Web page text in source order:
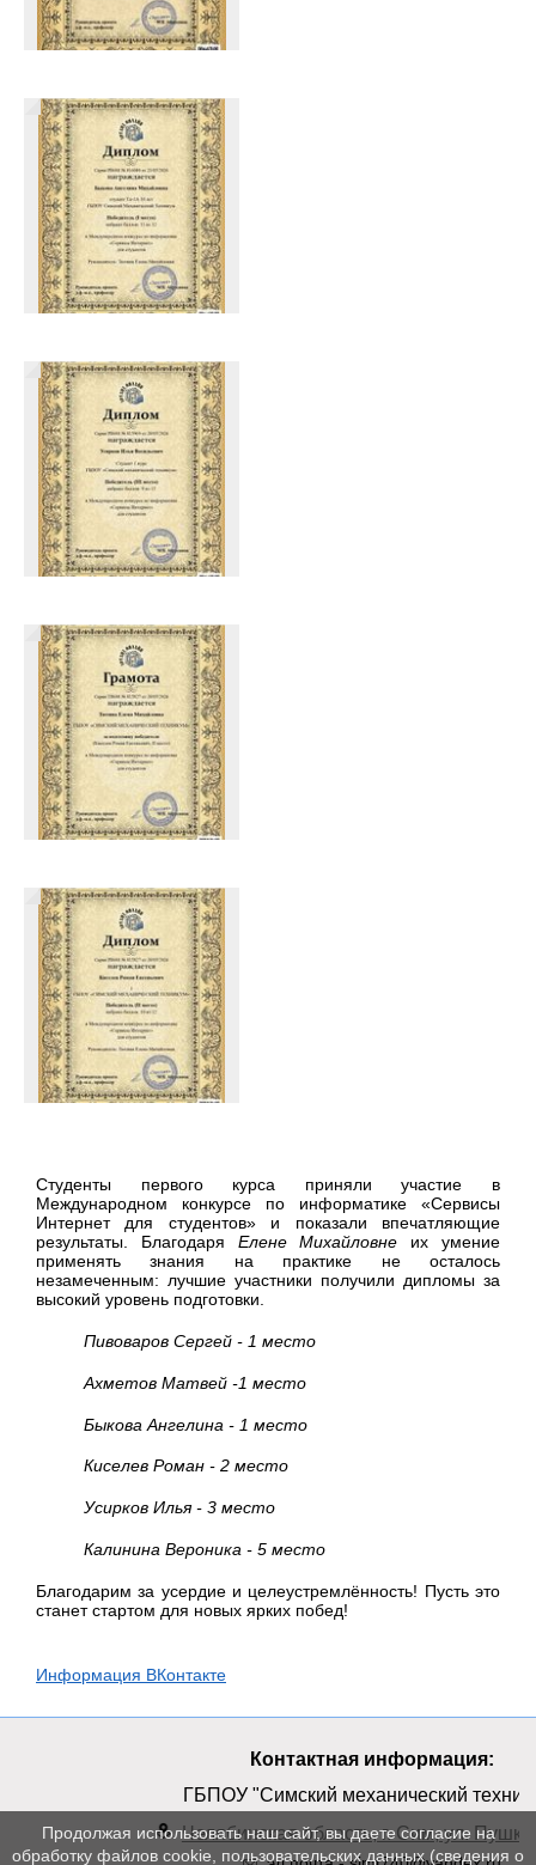
Студенты первого курса приняли участие в
Международном конкурсе по информатике «Сервисы
Интернет для студентов» и показали впечатляющие
результаты. Благодаря Елене Михайловне их умение
применять знания на практике не осталось
незамеченным: лучшие участники получили дипломы за
высокий уровень подготовки.
Пивоваров Сергей - 1 место
Ахметов Матвей -1 место
Быкова Ангелина - 1 место
Киселев Роман - 2 место
Усирков Илья - 3 место
Калинина Вероника - 5 место
Благодарим за усердие и целеустремлённость! Пусть это
станет стартом для новых ярких побед!
Информация ВКонтакте
Контактная информация:
ГБПОУ "Симский механический
Челябинская область, г. Сим, ул.
Продолжая использовать наш сайт, вы даете согласие на
обработку файлов cookie, пользовательских данных (сведения о